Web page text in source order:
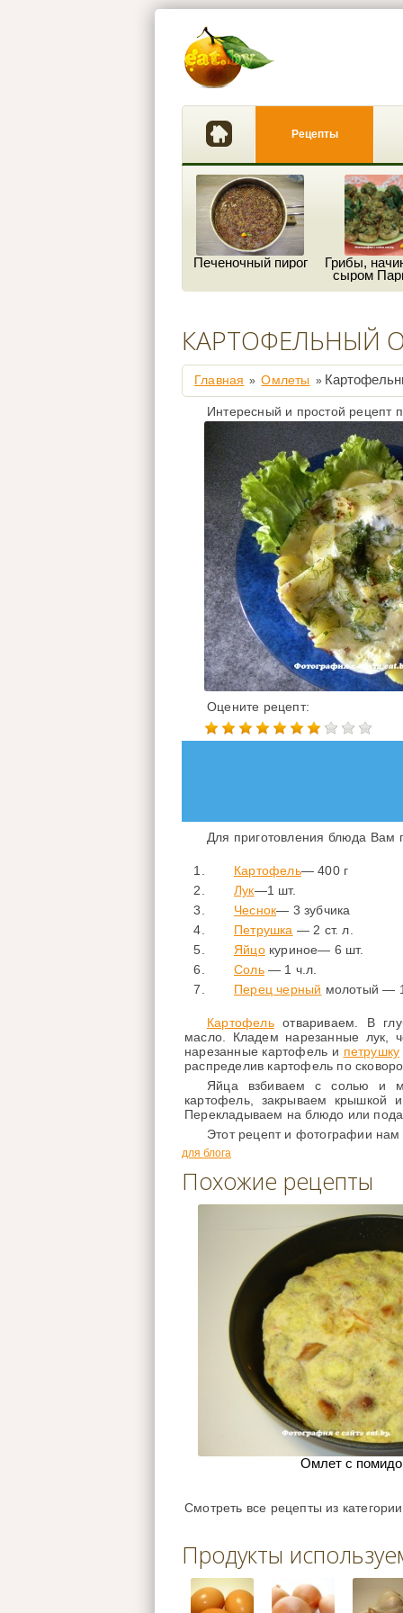
Рецепты
Печеночный пирог
Грибы,
сыром
КАРТОФЕЛЬНЫЙ
Главная » Омлеты »
Интересный и простой рецепт
Оцените рецепт:
Для приготовления блюда Вам
Картофель— 400 г
Лук—1 шт.
Чеснок— 3 зубчика
Петрушка — 2 ст. л.
Яйцокуриное— 6 шт.
Соль— 1 ч.л.
Перец черный молотый —
Картофельотвариваем. В
масло. Кладем нарезанные лук,
нарезанные картофель и петрушку
распределив картофель по
Яйца взбиваем с солью и
картофель, закрываем крышкой
Перекладываем на блюдо или
Этот рецепт и фотографии
для блога
Похожие рецепты
Омлет с
Смотреть все рецепты из
Продукты